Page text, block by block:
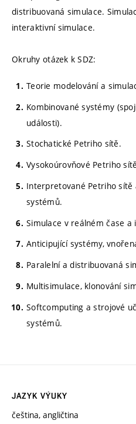
distribuovaná simulace.
interaktivní simulace.
Okruhy otázek k SDZ:
Teorie modelování a
Kombinované systémy
události).
Stochatické Petriho sítě.
Vysokoúrovňové Petriho
Interpretované Petriho sítě
systémů.
Simulace v reálném čase
Anticipující systémy,
Paralelní a distribuovaná
Multisimulace, klonování
Softcomputing a strojové
systémů.
JAZYK VÝUKY
čeština, angličtina